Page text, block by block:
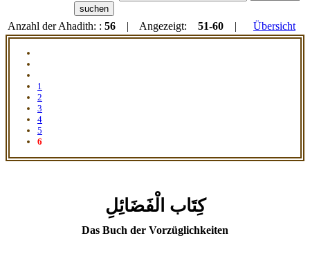
Anzahl der Ahadith: : 56 | Angezeigt: 51-60 | Übersicht
1
2
3
4
5
6
كِتَاب الْفَضَائِلِ
Das Buch der Vorzüglichkeiten